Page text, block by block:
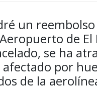
un
de El
se ha
por
de la